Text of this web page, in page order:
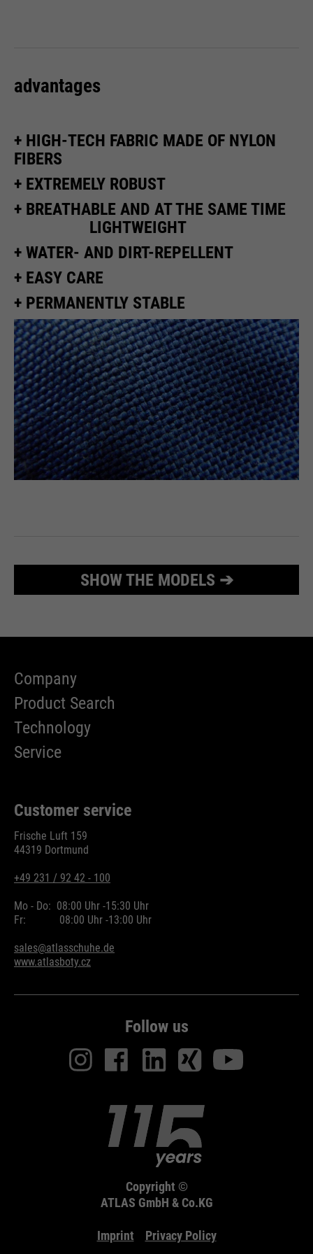
Bereich die Benutzer-ID als
Datenbankeintrag des Nutzers.
Name
PHPSESSID
running
Ende der Sitzung
purpose
PHPs Standard Sitzungs
Identifikation (nur für
Administratoren relevant).
Name
be_typo_user
providers
TYPO3
purpose
Backend angemeldet ist und die
Rechte besitzt diese zu verwalten.
providers
running
time
aktuellen Domäne.
advantages
+ HIGH-TECH FABRIC MADE OF NYLON
FIBERS
+ EXTREMELY ROBUST
+ BREATHABLE AND AT THE SAME TIME
LIGHTWEIGHT
+ WATER- AND DIRT-REPELLENT
+ EASY CARE
+ PERMANENTLY STABLE
SHOW THE MODELS ➔
Company
Product Search
Technology
Service
Customer service
Frische Luft 159
44319 Dortmund
+49 231 / 92 42 - 100
Mo - Do: 08:00 Uhr -15:30 Uhr
Fr:
08:00 Uhr -13:00 Uhr
sales@atlasschuhe.de
www.atlasboty.cz
Follow us
Copyright ©
ATLAS GmbH & Co.KG
Imprint Privacy Policy